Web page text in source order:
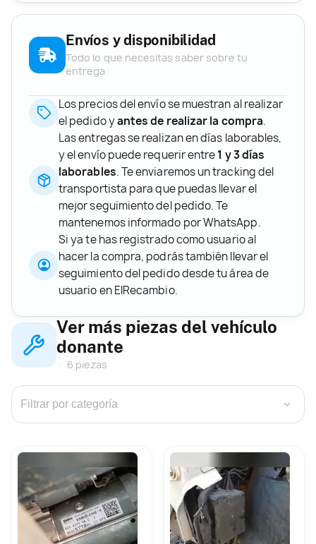
Envíos y disponibilidad
Todo lo que necesitas saber sobre tu
entrega
Los precios del envío se muestran al realizar
el pedido yantes de realizar la compra.
Las entregas se realizan en días laborables,
y el envío puede requerir entre1 y 3 días
laborables. Te enviaremos un tracking del
transportista para que puedas llevar el
mejor seguimiento del pedido. Te
mantenemos informado por WhatsApp.
Si ya te has registrado como usuario al
hacer la compra, podrás también llevar el
seguimiento del pedido desde tu área de
usuario en ElRecambio.
Ver más piezas del vehículo
donante
6 piezas
›